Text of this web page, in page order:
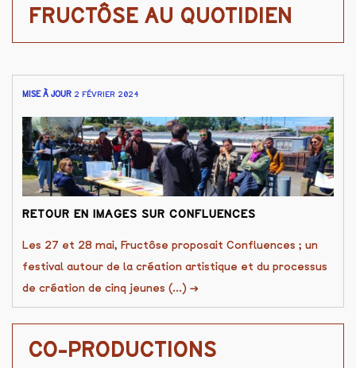
FRUCTÔSE AU QUOTIDIEN
MISE À JOUR 2 FÉVRIER 2024
RETOUR EN IMAGES SUR CONFLUENCES
Les 27 et 28 mai, Fructôse proposait Confluences ; un
festival autour de la création artistique et du processus
de création de cinq jeunes (...) →
CO-PRODUCTIONS